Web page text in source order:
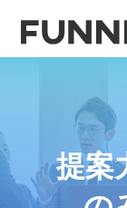
提案